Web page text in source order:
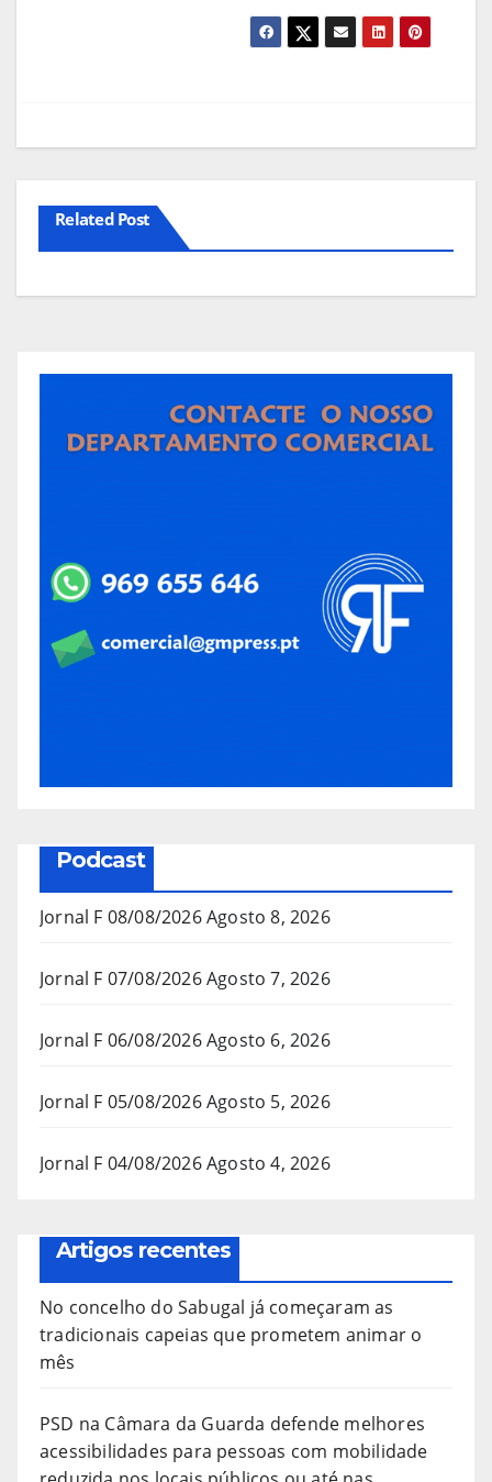
Related Post
Podcast
Jornal F 08/08/2026Agosto 8, 2026
Jornal F 07/08/2026Agosto 7, 2026
Jornal F 06/08/2026Agosto 6, 2026
Jornal F 05/08/2026Agosto 5, 2026
Jornal F 04/08/2026Agosto 4, 2026
Artigos recentes
No concelho do Sabugal já começaram as
tradicionais capeias que prometem animar o
mês
PSD na Câmara da Guarda defende melhores
acessibilidades para pessoas com mobilidade